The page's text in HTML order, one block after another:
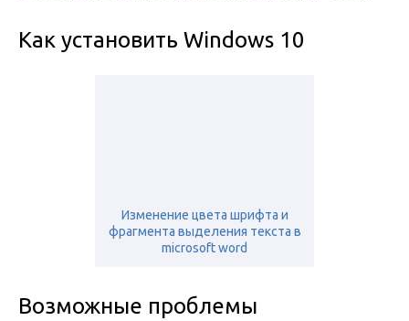
Как установить Windows 10
Изменение цвета шрифта и
фрагмента выделения текста в
microsoft word
Возможные проблемы